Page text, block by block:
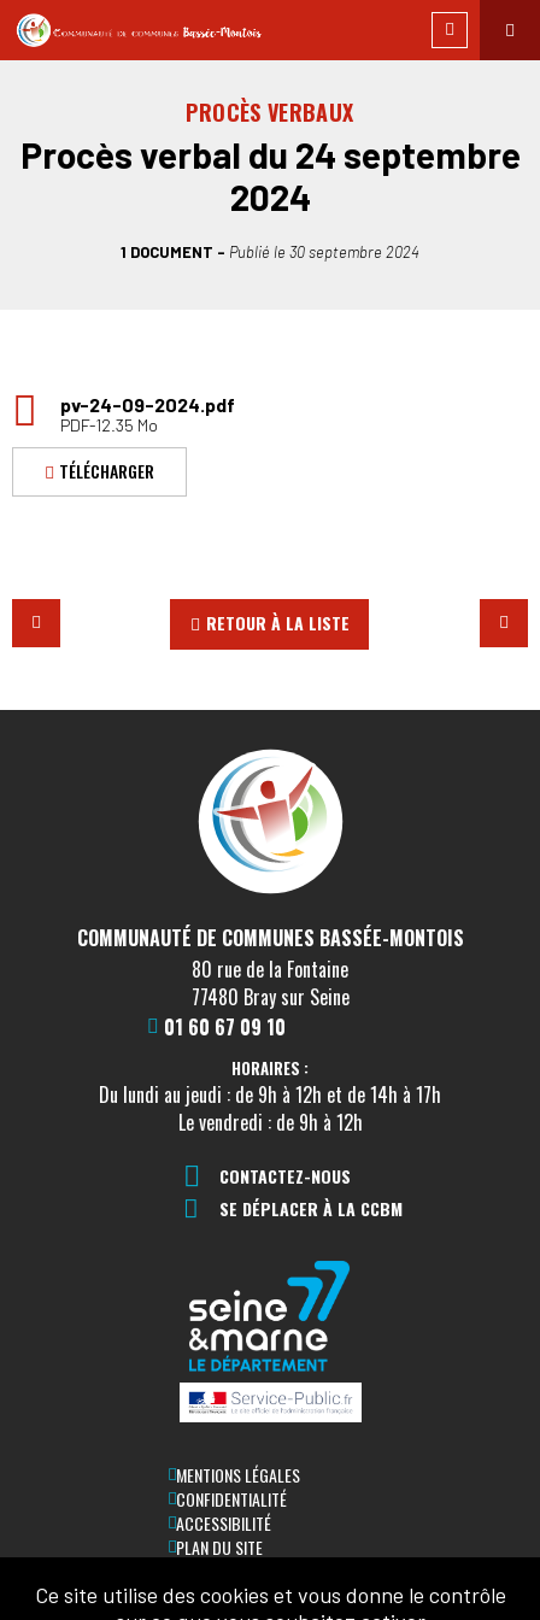
PROCÈS VERBAUX
Procès verbal du 24 septembre
2024
1 DOCUMENT Publié le 30 septembre 2024
pv-24-09-2024.pdf
PDF-12.35 Mo
TÉLÉCHARGER
RETOUR À LA LISTE
COMMUNAUTÉ DE COMMUNES BASSÉE-MONTOIS
80 rue de la Fontaine
77480 Bray sur Seine
01 60 67 09 10
HORAIRES :
Du lundi au jeudi : de 9h à 12h et de 14h à 17h
Le vendredi : de 9h à 12h
CONTACTEZ-NOUS
SE DÉPLACER À LA CCBM
MENTIONS LÉGALES
CONFIDENTIALITÉ
ACCESSIBILITÉ
PLAN DU SITE
LETTRE D'INFORMATION
Ce site utilise des cookies et vous donne le contrôle